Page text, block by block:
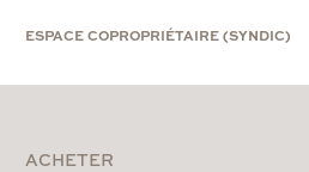
ESPACE COPROPRIÉTAIRE (SYNDIC)
ACHETER